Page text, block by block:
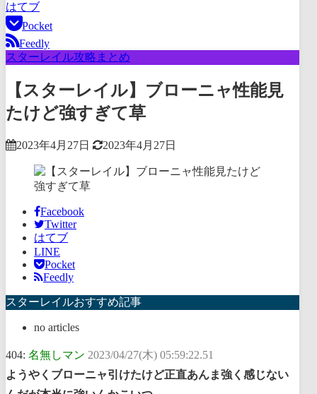
はてブ
Pocket
Feedly
スターレイル攻略まとめ
【スターレイル】ブローニャ性能見
たけど強すぎて草
2023年4月27日 2023年4月27日
Facebook
Twitter
はてブ
LINE
Pocket
Feedly
スターレイルおすすめ記事
no articles
404: 名無しマン 2023/04/27(木) 05:59:22.51
ようやくブローニャ引けたけど正直あんま強く感じない